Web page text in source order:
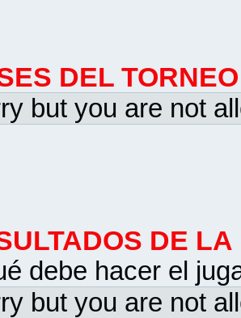
DEL TORNEO
but you are not
DE
debe hacer el
but you are not